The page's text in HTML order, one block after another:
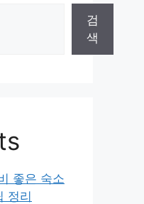
검
색
좋은 숙소
정리